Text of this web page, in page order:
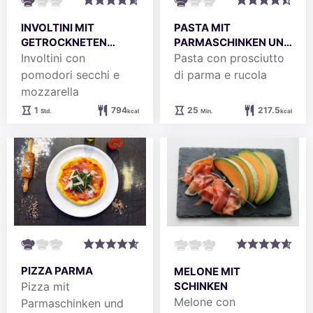
INVOLTINI MIT
GETROCKNETEN
TOMATEN &
MOZZARELLA
Involtini con
pomodori secchi e
mozzarella
1Stunde
Std. 794kcal
PASTA MIT
PARMASCHINKEN UND
RUCOLA
Pasta con prosciutto
di parma e rucola
25Minuten
Min. 217.5kcal
PIZZA PARMA
Pizza mit
Parmaschinken und
MELONE MIT
SCHINKEN
Melone con